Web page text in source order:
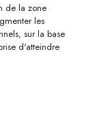
de la zone
les
sur la base
d'atteindre